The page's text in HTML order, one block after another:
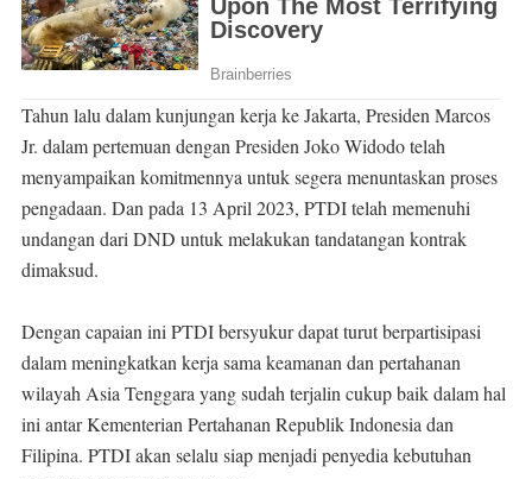
Tahun lalu dalam kunjungan kerja ke Jakarta, Presiden Marcos
Jr. dalam pertemuan dengan Presiden Joko Widodo telah
menyampaikan komitmennya untuk segera menuntaskan proses
pengadaan. Dan pada 13 April 2023, PTDI telah memenuhi
undangan dari DND untuk melakukan tandatangan kontrak
dimaksud.
Dengan capaian ini PTDI bersyukur dapat turut berpartisipasi
dalam meningkatkan kerja sama keamanan dan pertahanan
wilayah Asia Tenggara yang sudah terjalin cukup baik dalam hal
ini antar Kementerian Pertahanan Republik Indonesia dan
Filipina. PTDI akan selalu siap menjadi penyedia kebutuhan